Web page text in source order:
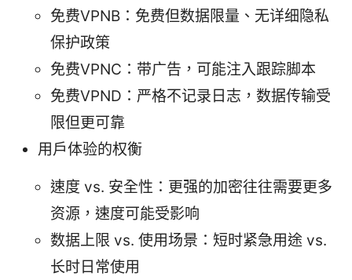
免费VPNB：免费但数据限量、无详细隐私
保护政策
免费VPNC：带广告，可能注入跟踪脚本
免费VPND：严格不记录日志，数据传输受
限但更可靠
用户体验的权衡
速度 vs. 安全性：更强的加密往往需要更多
资源，速度可能受影响
数据上限 vs. 使用场景：短时紧急用途 vs.
长时日常使用